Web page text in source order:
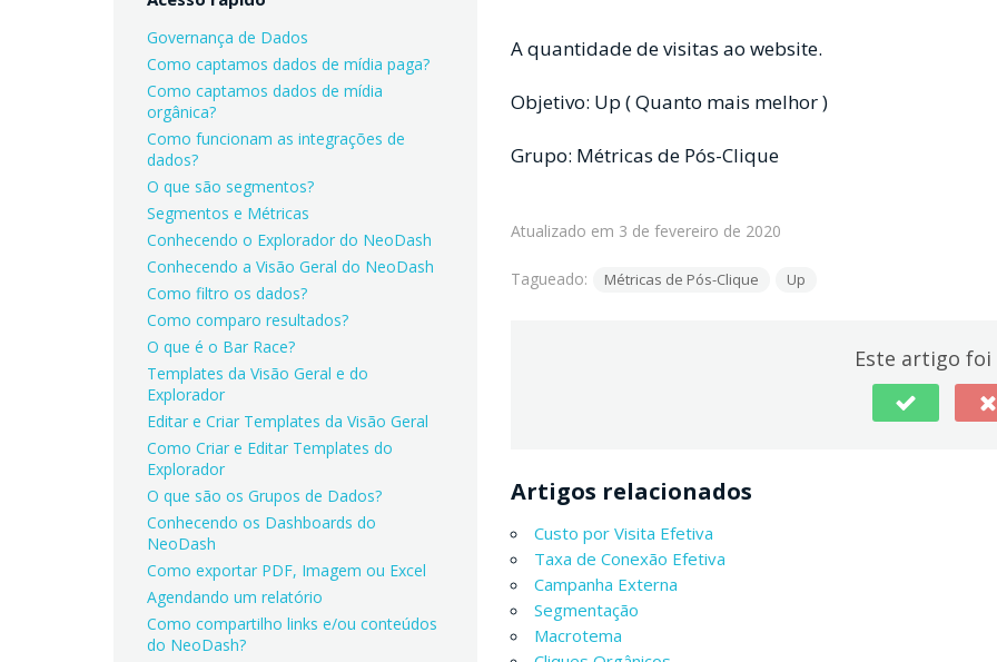
Governança de Dados
Como captamos dados de mídia paga?
Como captamos dados de mídia
orgânica?
Como funcionam as integrações de
dados?
O que são segmentos?
Segmentos e Métricas
Conhecendo o Explorador do NeoDash
Conhecendo a Visão Geral do NeoDash
Como filtro os dados?
Como comparo resultados?
O que é o Bar Race?
Templates da Visão Geral e do
Explorador
Editar e Criar Templates da Visão Geral
Como Criar e Editar Templates do
Explorador
O que são os Grupos de Dados?
Conhecendo os Dashboards do
NeoDash
Como exportar PDF, Imagem ou Excel
Agendando um relatório
Como compartilho links e/ou conteúdos
do NeoDash?
A quantidade de visitas ao website.
Objetivo: Up ( Quanto mais melhor )
Grupo: Métricas de Pós-Clique
Atualizado em 3 de fevereiro de 2020
Tagueado: Métricas de Pós-Clique Up
Este artigo foi
Artigos relacionados
Custo por Visita Efetiva
Taxa de Conexão Efetiva
Campanha Externa
Segmentação
Macrotema